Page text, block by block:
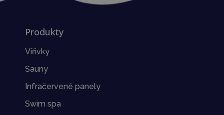
Produkty
Vířivky
Sauny
Infračervené panely
Swim spa